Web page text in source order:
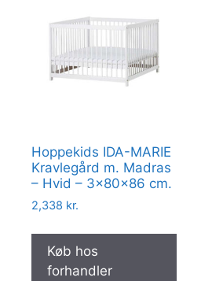
Hoppekids IDA-MARIE
Kravlegård m. Madras
– Hvid – 3x80x86 cm.
2,338 kr.
Køb hos
forhandler